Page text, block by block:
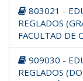
803021 -
REGLADOS
FACULTAD DE
909030 -
REGLADOS